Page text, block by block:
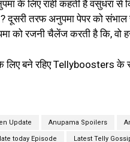
के लिए राही कहती है वसुंधरा से
तरफ अनुपमा पेपर को संभाल
को रजनी चैलेंज करती है कि, वो
लिए बने रहिए Tellyboosters के
Update Anupama Spoilers
today Episode Latest Telly